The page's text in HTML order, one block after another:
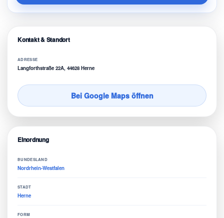
Kontakt & Standort
ADRESSE
Langforthstraße 22A, 44628 Herne
Bei Google Maps öffnen
Einordnung
BUNDESLAND
Nordrhein-Westfalen
STADT
Herne
FORM